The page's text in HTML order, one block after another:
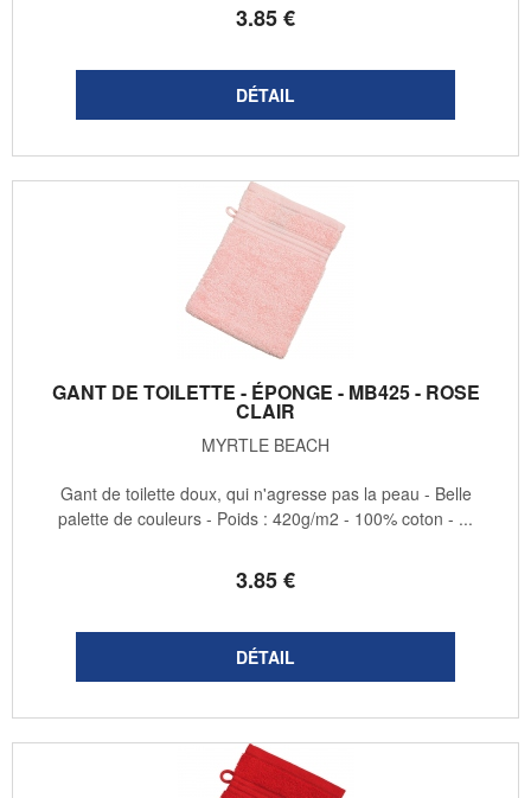
3.85€
GANT DE TOILETTE - ÉPONGE - MB425 - ROSE
CLAIR
MYRTLE BEACH
3.85€
Gant de toilette doux, qui n'agresse pas la peau - Belle
palette de couleurs - Poids : 420g/m2 - 100% coton - ...